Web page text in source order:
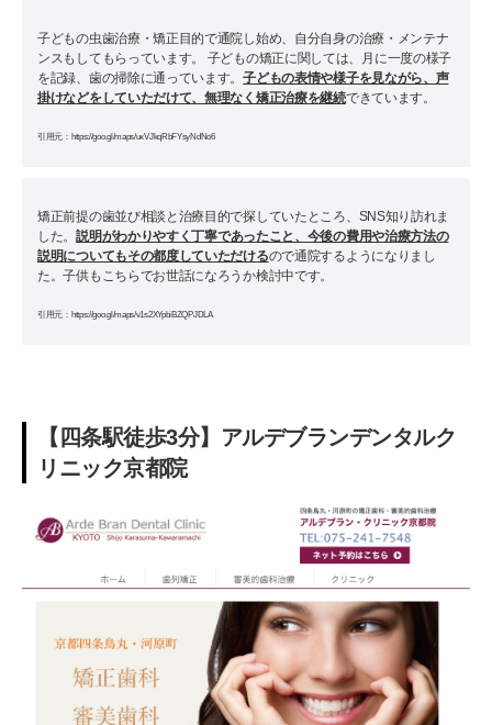
子どもの虫歯治療・矯正目的で通院し始め、自分自身の治療・メンテナ
ンスもしてもらっています。 子どもの矯正に関しては、月に一度の様子
を記録、歯の掃除に通っています。子どもの表情や様子を見ながら、声
掛けなどをしていただけて、無理なく矯正治療を継続できています。
引用元：https://goo.gl/maps/uxVJkqRbFYsyNdNo6
矯正前提の歯並び相談と治療目的で探していたところ、SNS知り訪れま
した。説明がわかりやすく丁寧であったこと、今後の費用や治療方法の
説明についてもその都度していただけるので通院するようになりまし
た。子供もこちらでお世話になろうか検討中です。
引用元：https://goo.gl/maps/v1s2XYpbiBZQPJDLA
【四条駅徒歩3分】アルデブランデンタルク
リニック京都院